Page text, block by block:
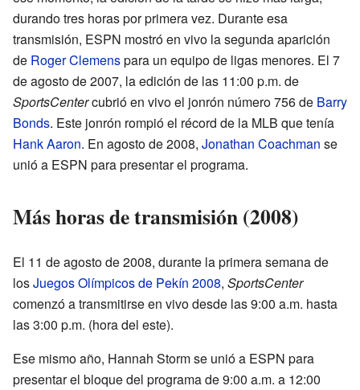
durando tres horas por primera vez. Durante esa
transmisión, ESPN mostró en vivo la segunda aparición
de Roger Clemenspara un equipo de ligas menores. El 7
de agosto de 2007, la edición de las 11:00 p.m. de
SportsCentercubrió en vivo el jonrón número 756 de Barry
Bonds. Este jonrón rompió el récord de la MLB que tenía
Hank Aaron. En agosto de 2008, Jonathan Coachman se
unió a ESPN para presentar el programa.
Más horas de transmisión (2008)
El 11 de agosto de 2008, durante la primera semana de
losJuegos Olímpicos de Pekín 2008, SportsCenter
comenzó a transmitirse en vivo desde las 9:00 a.m. hasta
las 3:00 p.m. (hora del este).
Ese mismo año, Hannah Storm se unió a ESPN para
presentar el bloque del programa de 9:00 a.m. a 12:00